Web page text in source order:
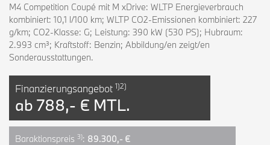
M4 Competition Coupé mit M xDrive: WLTP Energieverbrauch
kombiniert: 10,1 l/100 km; WLTP CO2-Emissionen kombiniert: 227
g/km; CO2-Klasse: G; Leistung: 390 kW (530 PS); Hubraum:
2.993 cm³; Kraftstoff: Benzin; Abbildung/en zeigt/en
Sonderausstattungen.
Finanzierungsangebot 1)2)
ab 788,- € MTL.
Baraktionspreis 3): 89.300,- €